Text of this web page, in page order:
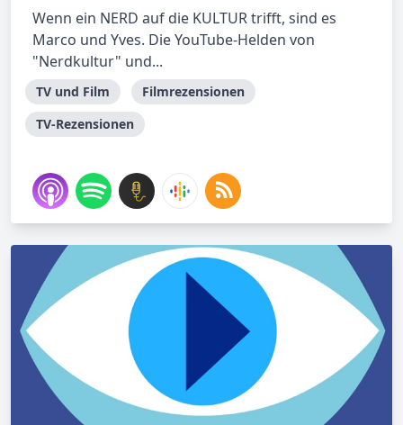
Wenn ein NERD auf die KULTUR trifft, sind es
Marco und Yves. Die YouTube-Helden von
"Nerdkultur" und...
TV und Film
Filmrezensionen
TV-Rezensionen